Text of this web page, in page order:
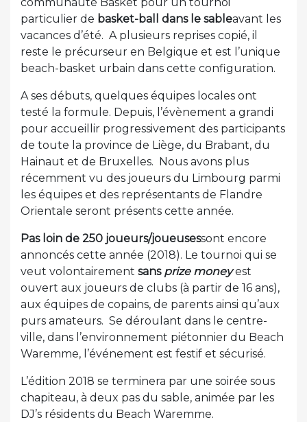
communauté Basket pour un tournoi
particulier de basket-ball dans le sableavant les
vacances d’été. A plusieurs reprises copié, il
reste le précurseur en Belgique et est l’unique
beach-basket urbain dans cette configuration.
A ses débuts, quelques équipes locales ont
testé la formule. Depuis, l’évènement a grandi
pour accueillir progressivement des participants
de toute la province de Liège, du Brabant, du
Hainaut et de Bruxelles. Nous avons plus
récemment vu des joueurs du Limbourg parmi
les équipes et des représentants de Flandre
Orientale seront présents cette année.
Pas loin de 250 joueurs/joueusessont encore
annoncés cette année (2018). Le tournoi qui se
veut volontairement sans prize moneyest
ouvert aux joueurs de clubs (à partir de 16 ans),
aux équipes de copains, de parents ainsi qu’aux
purs amateurs. Se déroulant dans le centre-
ville, dans l’environnement piétonnier du Beach
Waremme, l’événement est festif et sécurisé.
L’édition 2018 se terminera par une soirée sous
chapiteau, à deux pas du sable, animée par les
DJ’s résidents du Beach Waremme.